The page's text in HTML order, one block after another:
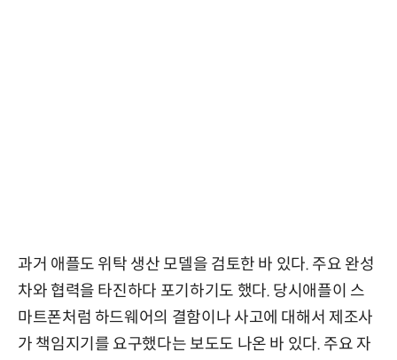
과거 애플도 위탁 생산 모델을 검토한 바 있다. 주요 완성
차와 협력을 타진하다 포기하기도 했다. 당시애플이 스
마트폰처럼 하드웨어의 결함이나 사고에 대해서 제조사
가 책임지기를 요구했다는 보도도 나온 바 있다. 주요 자